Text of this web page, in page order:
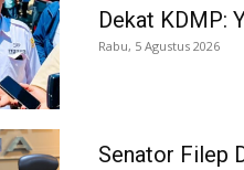
Dekat KDMP:
Rabu, 5 Agustus 2026
Senator Filep